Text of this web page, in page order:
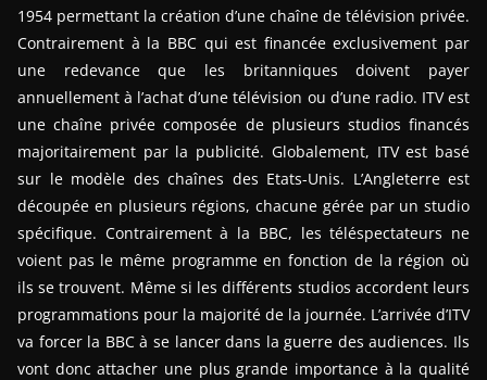
1954 permettant la création d’une chaîne de télévision privée.
Contrairement à la BBC qui est financée exclusivement par
une redevance que les britanniques doivent payer
annuellement à l’achat d’une télévision ou d’une radio. ITV est
une chaîne privée composée de plusieurs studios financés
majoritairement par la publicité. Globalement, ITV est basé
sur le modèle des chaînes des Etats-Unis. L’Angleterre est
découpée en plusieurs régions, chacune gérée par un studio
spécifique. Contrairement à la BBC, les téléspectateurs ne
voient pas le même programme en fonction de la région où
ils se trouvent. Même si les différents studios accordent leurs
programmations pour la majorité de la journée. L’arrivée d’ITV
va forcer la BBC à se lancer dans la guerre des audiences. Ils
vont donc attacher une plus grande importance à la qualité